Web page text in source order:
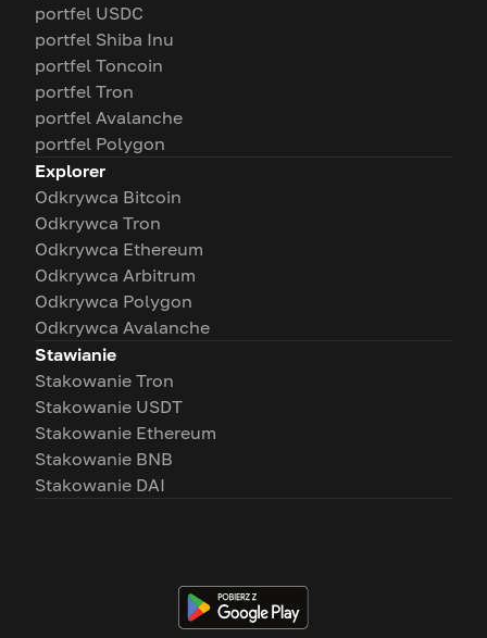
portfel USDC
portfel Shiba Inu
portfel Toncoin
portfel Tron
portfel Avalanche
portfel Polygon
Explorer
Odkrywca Bitcoin
Odkrywca Tron
Odkrywca Ethereum
Odkrywca Arbitrum
Odkrywca Polygon
Odkrywca Avalanche
Stawianie
Stakowanie Tron
Stakowanie USDT
Stakowanie Ethereum
Stakowanie BNB
Stakowanie DAI